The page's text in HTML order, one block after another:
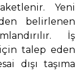
Yeni
belirlenen
İş
için talep eden
dışı taşıma